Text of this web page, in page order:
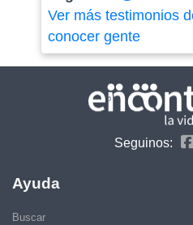
Ver más testimonios
conocer gente
Seguinos:
Ayuda
Buscar